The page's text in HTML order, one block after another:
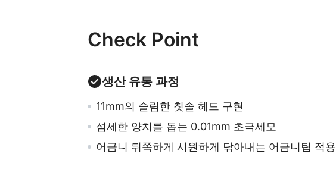
Check Point
생산 유통 과정
11mm의 슬림한 칫솔 헤드 구현
섬세한 양치를 돕는 0.01mm 초극세모
어금니 뒤쪽하게 시원하게 닦아내는 어금니팁 적용